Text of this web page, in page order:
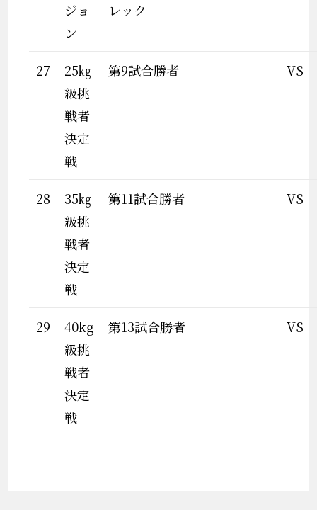
ジョ
ン
レック
27
25㎏
級挑
戦者
決定
戦
第9試合勝者 VS
28
35㎏
級挑
戦者
決定
戦
第11試合勝者 VS
29
40kg
級挑
戦者
決定
戦
第13試合勝者 VS